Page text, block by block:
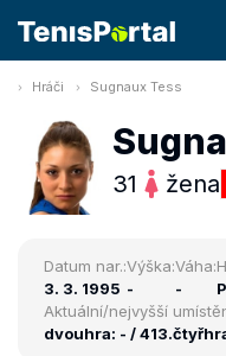
Hráči Sugnaux Tess
31 žena
Datum nar.:
3. 3. 1995
Výška:
-
Váha:
-
Aktuální/nejvyšší
dvouhra: - / 413.